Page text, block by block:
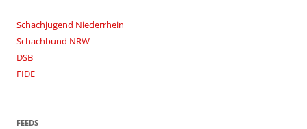
Schachjugend Niederrhein
Schachbund NRW
DSB
FIDE
FEEDS